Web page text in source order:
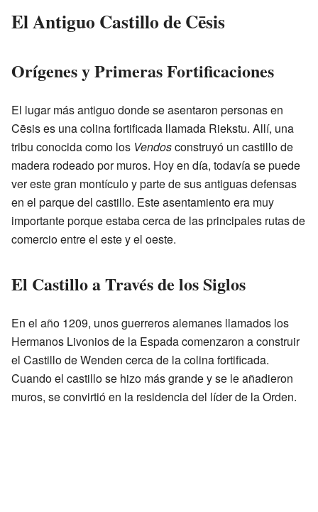
El Antiguo Castillo de Cēsis
Orígenes y Primeras Fortificaciones
El lugar más antiguo donde se asentaron personas en
Cēsis es una colina fortificada llamada Riekstu. Allí, una
tribu conocida como los Vendosconstruyó un castillo de
madera rodeado por muros. Hoy en día, todavía se puede
ver este gran montículo y parte de sus antiguas defensas
en el parque del castillo. Este asentamiento era muy
importante porque estaba cerca de las principales rutas de
comercio entre el este y el oeste.
El Castillo a Través de los Siglos
En el año 1209, unos guerreros alemanes llamados los
Hermanos Livonios de la Espada comenzaron a construir
el Castillo de Wenden cerca de la colina fortificada.
Cuando el castillo se hizo más grande y se le añadieron
muros, se convirtió en la residencia del líder de la Orden.